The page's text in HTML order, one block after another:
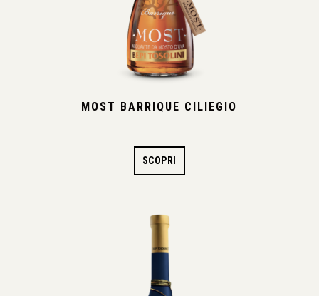
MOST BARRIQUE CILIEGIO
SCOPRI